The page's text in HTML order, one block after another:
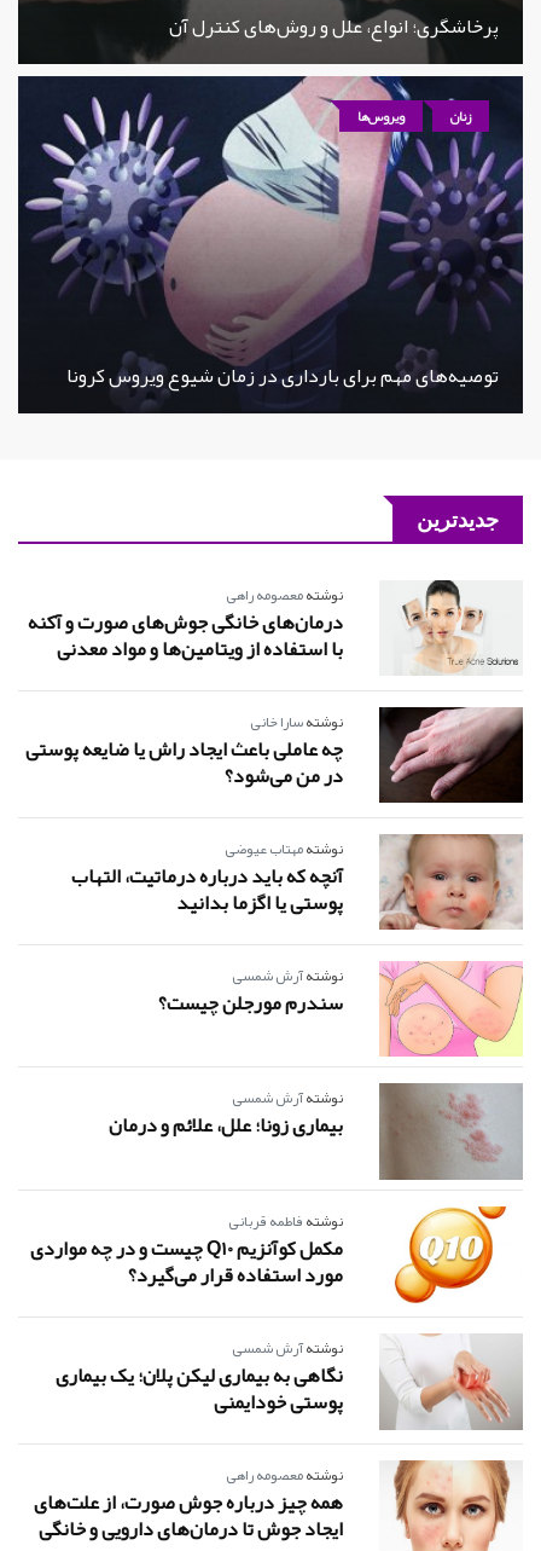
پرخاشگری؛ انواع، علل و روش‌های کنترل آن
زنان ویروس‌ها
توصیه‌های مهم برای بارداری در زمان شیوع ویروس کرونا
جدیدترین
نوشتهمعصومه راهی
درمان‌های خانگی جوش‌های صورت و آکنه
با استفاده از ویتامین‌ها و مواد معدنی
نوشتهسارا خانی
چه عاملی باعث ایجاد راش یا ضایعه پوستی
در من می‌شود؟
نوشتهمهتاب عیوضی
آنچه که باید درباره درماتیت، التهاب
پوستی یا اگزما بدانید
نوشتهآرش شمسی
سندرم مورجلن چیست؟
نوشتهآرش شمسی
بیماری زونا؛ علل، علائم و درمان
نوشتهفاطمه قربانی
مکمل کوآنزیم Q10 چیست و در چه مواردی
مورد استفاده قرار می‌گیرد؟
نوشتهآرش شمسی
نگاهی به بیماری لیکن پلان؛ یک بیماری
پوستی خودایمنی
نوشتهمعصومه راهی
همه چیز درباره جوش صورت، از علت‌های
ایجاد جوش تا درمان‌های دارویی و خانگی